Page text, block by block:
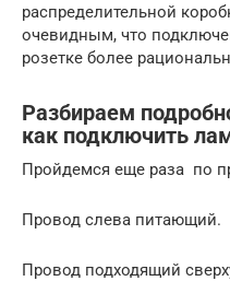
распределительной
очевидным, что
розетке более
Разбираем
как подключить
Пройдемся еще раза по
Провод слева питающий.
Провод подходящий